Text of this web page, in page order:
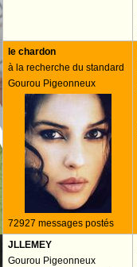
le chardon
à la recherche du standard
Gourou Pigeonneux
72927 messages postés
JLLEMEY
Gourou Pigeonneux